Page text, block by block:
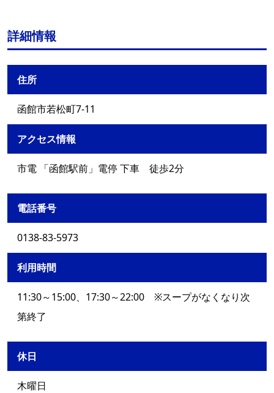
詳細情報
住所
函館市若松町7-11
アクセス情報
市電 「函館駅前」電停 下車 徒歩2分
電話番号
0138-83-5973
利用時間
11:30～15:00、17:30～22:00 ※スープがなくなり次
第終了
休日
木曜日